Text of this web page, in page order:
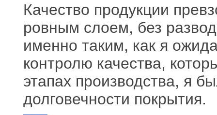
Качество продукции
ровным слоем, без
именно таким, как я
контролю качества,
этапах производства, я
долговечности покрытия.